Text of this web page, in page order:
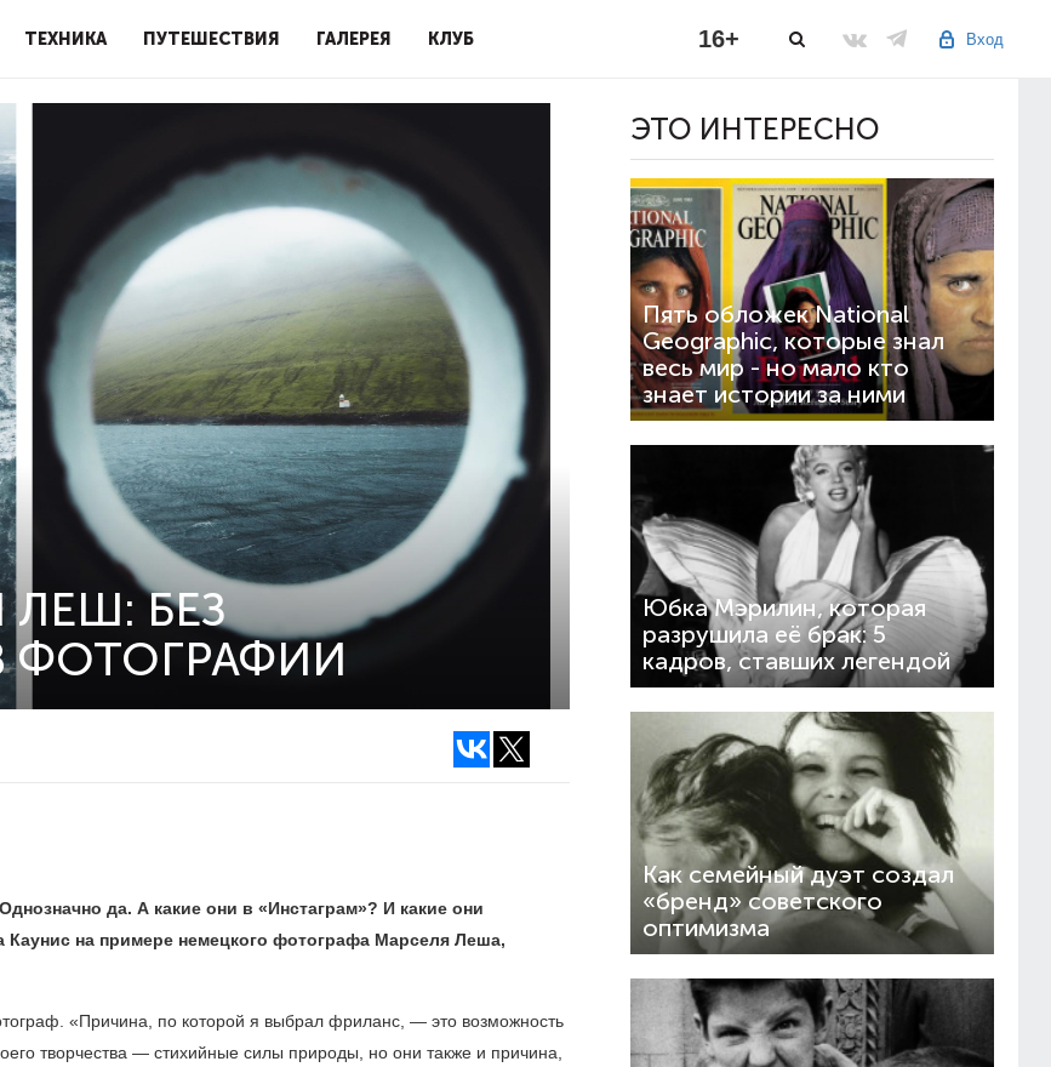
ТЕХНИКА ПУТЕШЕСТВИЯ ГАЛЕРЕЯ КЛУБ Вход
16+
ЛЕШ: БЕЗ
ФОТОГРАФИИ
да. А какие они в «Инстаграм»? И какие они
на примере немецкого фотографа Марселя Леша,
«Причина, по которой я выбрал фриланс, — это возможность
творчества — стихийные силы природы, но они также и причина,
ЭТО ИНТЕРЕСНО
Пять обложек National
Geographic, которые знал
весь мир - но мало кто
знает истории за ними
Юбка Мэрилин, которая
разрушила её брак: 5
кадров, ставших легендой
Как семейный дуэт создал
«бренд» советского
оптимизма